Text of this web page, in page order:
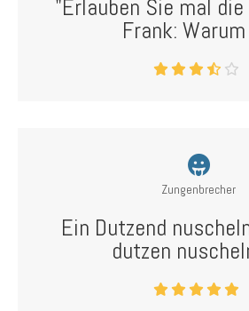
"Erlauben Sie mal
Frank:
Zungenbrecher
Ein Dutzend
dutzen